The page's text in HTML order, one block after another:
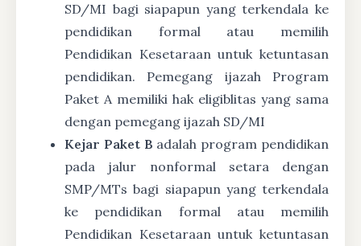
SD/MI bagi siapapun yang terkendala ke
pendidikan formal atau memilih
Pendidikan Kesetaraan untuk ketuntasan
pendidikan. Pemegang ijazah Program
Paket A memiliki hak eligiblitas yang sama
dengan pemegang ijazah SD/MI
Kejar Paket B adalah program pendidikan
pada jalur nonformal setara dengan
SMP/MTs bagi siapapun yang terkendala
ke pendidikan formal atau memilih
Pendidikan Kesetaraan untuk ketuntasan